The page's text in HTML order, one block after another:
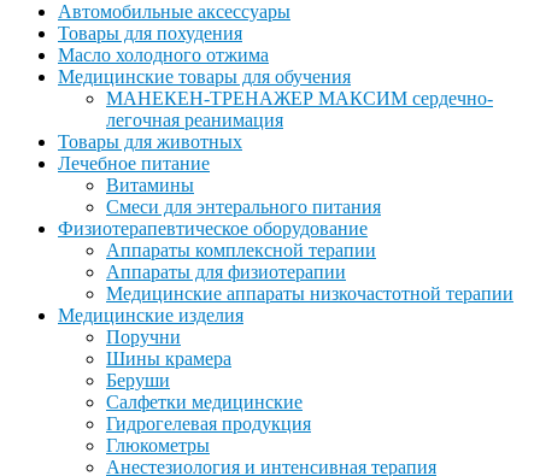
Автомобильные аксессуары
Товары для похудения
Масло холодного отжима
Медицинские товары для обучения
МАНЕКЕН-ТРЕНАЖЕР МАКСИМ сердечно-
легочная реанимация
Товары для животных
Лечебное питание
Витамины
Смеси для энтерального питания
Физиотерапевтическое оборудование
Аппараты комплексной терапии
Аппараты для физиотерапии
Медицинские аппараты низкочастотной терапии
Медицинские изделия
Поручни
Шины крамера
Беруши
Салфетки медицинские
Гидрогелевая продукция
Глюкометры
Анестезиология и интенсивная терапия